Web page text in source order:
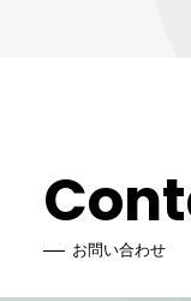
お問い合わせ